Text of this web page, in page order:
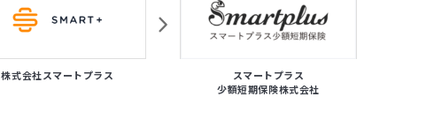
株式会社スマートプラス
スマートプラス
少額短期保険株式会社